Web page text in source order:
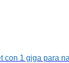
con 1 giga para